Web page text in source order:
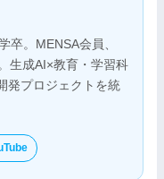
卒。MENSA会員、
生成AI×教育・学習科
発プロジェクトを統